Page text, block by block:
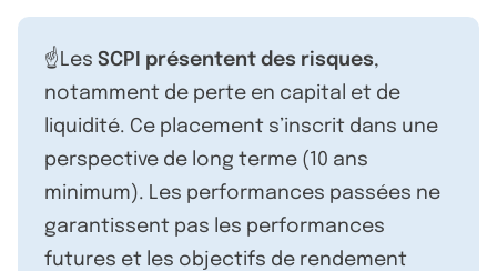
☝️Les SCPI présentent des risques,
notamment de perte en capital et de
liquidité. Ce placement s’inscrit dans une
perspective de long terme (10 ans
minimum). Les performances passées ne
garantissent pas les performances
futures et les objectifs de rendement